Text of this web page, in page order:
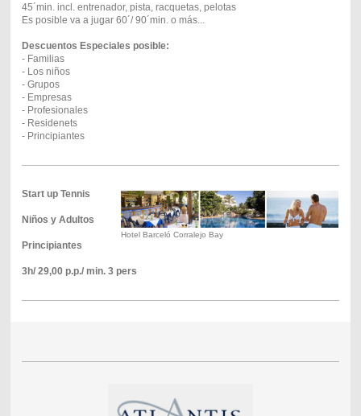
45´min. incl. entrenador, pista, racquetas, pelotas
Es posible va a jugar 60´/ 90´min. o más...
Descuentos Especiales posible:
- Familias
- Los niños
- Grupos
- Empresas
- Profesionales
- Residenets
- Principiantes
Hotel Barceló Corralejo Bay
Start up Tennis
Niños y Adultos
Principiantes
3h/ 29,00 p.p./ min. 3 pers